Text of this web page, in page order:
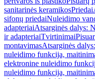
sanitarinės keramikosPriedai
sifonų priedaiNuleidimo
adapteriaiAtsarginės dalys:
ir adapteriaiTvirtinimai
montavimasAtsarginės
nuleidimo funkcija,
elektronine nuleidimo
nuleidimo funkcija,